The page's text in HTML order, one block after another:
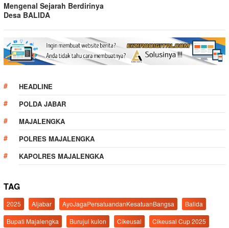
Mengenal Sejarah Berdirinya
Desa BALIDA
HEADLINE
POLDA JABAR
MAJALENGKA
POLRES MAJALENGKA
KAPOLRES MAJALENGKA
TAG
2025 Aljabar AyoJagaPersatuandanKesatuanBangsa
Balida
Bupati Majalengka
Burujul kulon Cikeusal
Cikeusal Cup 2025